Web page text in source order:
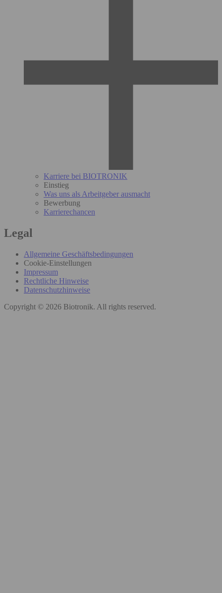
Karriere bei BIOTRONIK
Einstieg
Was uns als Arbeitgeber ausmacht
Bewerbung
Karrierechancen
Legal
Allgemeine Geschäftsbedingungen
Cookie-Einstellungen
Impressum
Rechtliche Hinweise
Datenschutzhinweise
Copyright © 2026 Biotronik. All rights reserved.